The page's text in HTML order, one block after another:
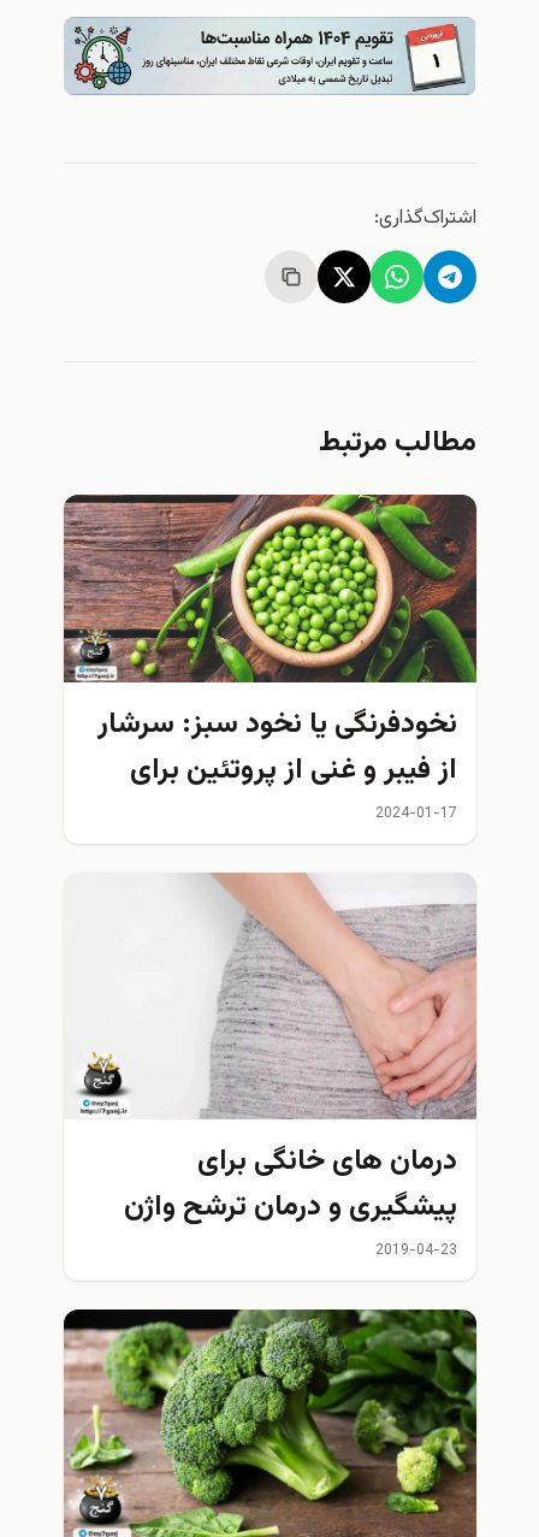
اشتراک‌گذاری:
مطالب مرتبط
نخودفرنگی یا نخود سبز: سرشار
از فیبر و غنی از پروتئین برای
کاهش وزن
2024-01-17
درمان های خانگی برای
پیشگیری و درمان ترشح واژن
2019-04-23